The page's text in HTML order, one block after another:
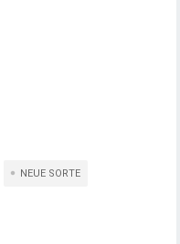
NEUE SORTE